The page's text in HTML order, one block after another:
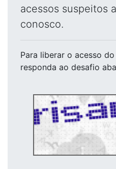
acessos suspeitos
conosco.
Para liberar o acesso do
responda ao desafio